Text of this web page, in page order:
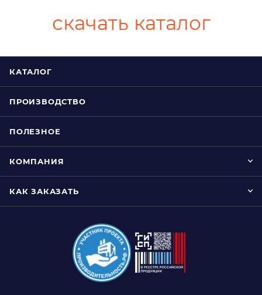
скачать каталог
КАТАЛОГ
ПРОИЗВОДСТВО
ПОЛЕЗНОЕ
КОМПАНИЯ
КАК ЗАКАЗАТЬ